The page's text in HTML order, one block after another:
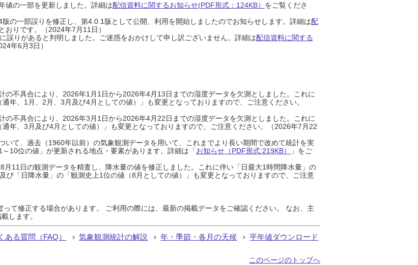
値の一部を更新しました。詳細は配信資料に関するお知らせ(PDF形式：124KB） をご覧くださ
の一部誤りを修正し、第4.0.1版として公開、利用を開始しましたのでお知らせします。詳細は配
おりです。（2024年7月11日）
誤りがあると判明しました。ご迷惑をおかけして申し訳ございません。詳細は配信資料に関する
年6月3日）
の不具合により、2026年1月1日から2026年4月13日までの湿度データを欠測としました。これに
年、1月、2月、3月及び4月としての値）」も変更となっておりますので、ご注意ください。
の不具合により、2026年3月1日から2026年4月22日までの湿度データを欠測としました。これに
年、3月及び4月としての値）」も変更となっておりますので、ご注意ください。（2026年7月22
いて、過去（1960年以前）の気象観測データを用いて、これまでより長い期間で改めて統計を実
10位の値」が更新される地点・要素があります。詳細は「お知らせ（PDF形式:219KB）
」をご
11日の観測データを精査し、降水量の値を修正しました。これに伴い「日最大1時間降水量」の
び「日降水量」の「観測史上1位の値（8月としての値）」も変更となっておりますので、ご注意
て修正する場合があります。 ご利用の際には、最新の掲載データをご確認ください。 なお、主
します。
ある質問（FAQ） 気象観測統計の解説 年・季節・各月の天候 平年値ダウンロード
このページのトップへ